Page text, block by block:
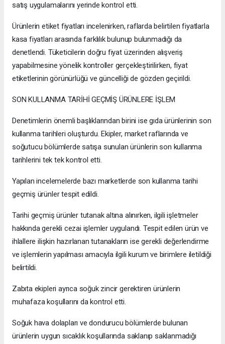
satış uygulamalarını yerinde kontrol etti.
Ürünlerin etiket fiyatları incelenirken, raflarda belirtilen fiyatlarla
kasa fiyatları arasında farklılık bulunup bulunmadığı da
denetlendi. Tüketicilerin doğru fiyat üzerinden alışveriş
yapabilmesine yönelik kontroller gerçekleştirilirken, fiyat
etiketlerinin görünürlüğü ve güncelliği de gözden geçirildi.
SON KULLANMA TARİHİ GEÇMİŞ ÜRÜNLERE İŞLEM
Denetimlerin önemli başlıklarından birini ise gıda ürünlerinin son
kullanma tarihleri oluşturdu. Ekipler, market raflarında ve
soğutucu bölümlerde satışa sunulan ürünlerin son kullanma
tarihlerini tek tek kontrol etti.
Yapılan incelemelerde bazı marketlerde son kullanma tarihi
geçmiş ürünler tespit edildi.
Tarihi geçmiş ürünler tutanak altına alınırken, ilgili işletmeler
hakkında gerekli cezai işlemler uygulandı. Tespit edilen ürün ve
ihlallere ilişkin hazırlanan tutanakların ise gerekli değerlendirme
ve işlemlerin yapılması amacıyla ilgili kurum ve birimlere iletildiği
belirtildi.
Zabıta ekipleri ayrıca soğuk zincir gerektiren ürünlerin
muhafaza koşullarını da kontrol etti.
Soğuk hava dolapları ve dondurucu bölümlerde bulunan
ürünlerin uygun sıcaklık koşullarında saklanıp saklanmadığı